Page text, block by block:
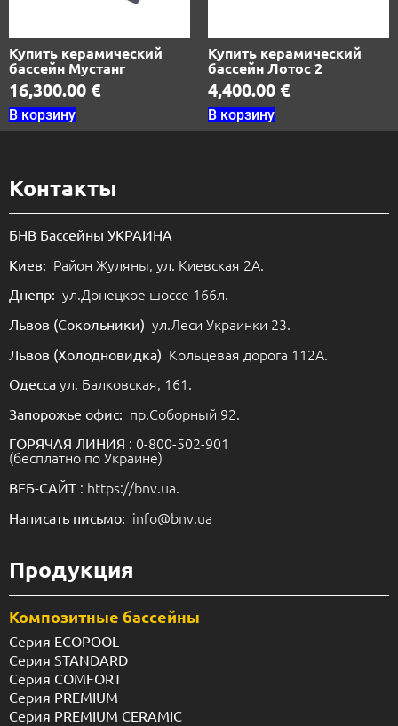
Купить керамический
бассейн Мустанг
16,300.00 €
В корзину
Купить керамический
бассейн Лотос 2
4,400.00 €
В корзину
Контакты
БНВ Бассейны УКРАИНА
Киев: Район Жуляны, ул. Киевская 2А.
Днепр: ул.Донецкое шоссе 166л.
Львов (Сокольники) ул.Леси Украинки 23.
Львов (Холодновидка) Кольцевая дорога 112А.
Одесса ул. Балковская, 161.
Запорожье офис: пр.Соборный 92.
ГОРЯЧАЯ ЛИНИЯ : 0-800-502-901
(бесплатно по Украине)
ВЕБ-САЙТ : https://bnv.ua.
Написать письмо: info@bnv.ua
Продукция
Композитные бассейны
Серия ECOPOOL
Серия STANDARD
Серия COMFORT
Серия PREMIUM
Серия PREMIUM CERAMIC